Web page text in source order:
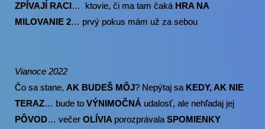
ZPÍVAJÍ RACI… ktovie, či ma tam čaká HRA NA
MILOVANIE 2… prvý pokus mám už za sebou
Vianoce 2022
Čo sa stane, AK BUDEŠ MÔJ? Nepýtaj sa KEDY, AK NIE
TERAZ… bude to VÝNIMOČNÁ udalosť, ale nehľadaj jej
PÔVOD… večer OLÍVIA porozprávala SPOMIENKY